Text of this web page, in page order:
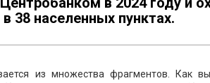
38 населенных пунктах.
из множества фрагментов. Как